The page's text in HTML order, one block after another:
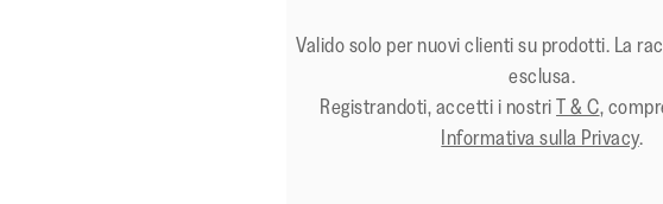
Valido solo per nuovi clienti su prodotti. La
esclusa.
Registrandoti, accetti i nostriT & C,
Informativa sulla Privacy.